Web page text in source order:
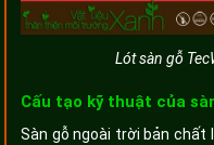
Lót sàn gỗ
Cấu tạo kỹ thuật của
Sàn gỗ ngoài trời bản chất